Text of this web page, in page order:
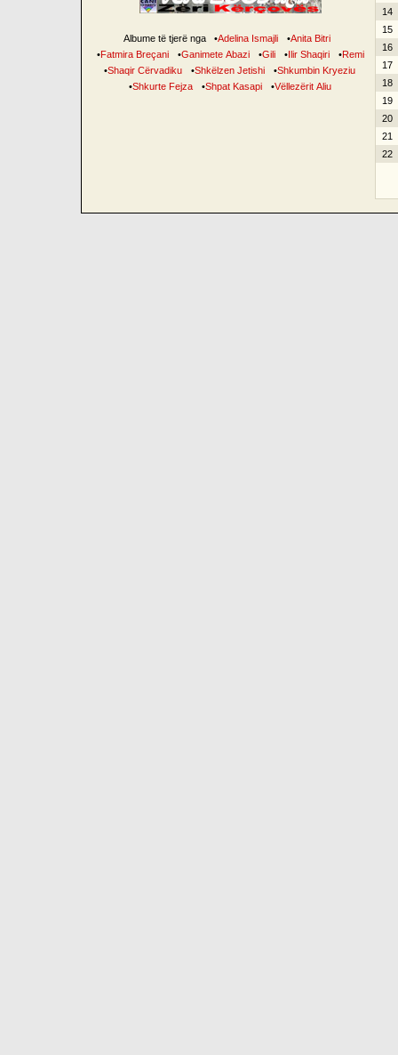
Albume të tjerë nga •Adelina Ismajli •Anita Bitri
•Fatmira Breçani •Ganimete Abazi •Gili •Ilir Shaqiri •Remi
•Shaqir Cërvadiku •Shkëlzen Jetishi •Shkumbin Kryeziu
•Shkurte Fejza •Shpat Kasapi •Vëllezërit Aliu
14
15
16
17
18
19
20
21
22